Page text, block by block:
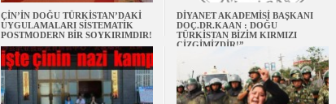
ÇİN’İN DOĞU TÜRKİSTAN’DAKİ
UYGULAMALARI SİSTEMATİK
POSTMODERN BİR SOYKIRIMDIR!
DİYANET AKADEMİSİ BAŞKANI
DOÇ.DR.KAAN : DOĞU
TÜRKİSTAN BİZİM KIRMIZI
ÇİZGİMİZDİR!”